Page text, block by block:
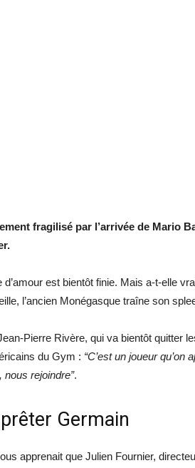
fragilisé par l’arrivée de Mario
d’amour est bientôt finie. Mais a-t-elle
l’ancien Monégasque traîne son
Pierre Rivère, qui va bientôt quitter
du Gym : “C’est un joueur qu’on
nous rejoindre”.
Germain
apprenait que Julien Fournier,